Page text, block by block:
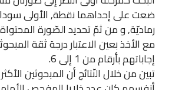
ضعت على إحداهما نقطة, الأولى سوداء
رماديّة, و من ثمّ تحديد الصّورة
مع الأخذ بعين الاعتبار درجة ثقة
إجاباتهم بأرقام من 1 إلى 6.
تبين من خلال النّتائج أن المبحوثين